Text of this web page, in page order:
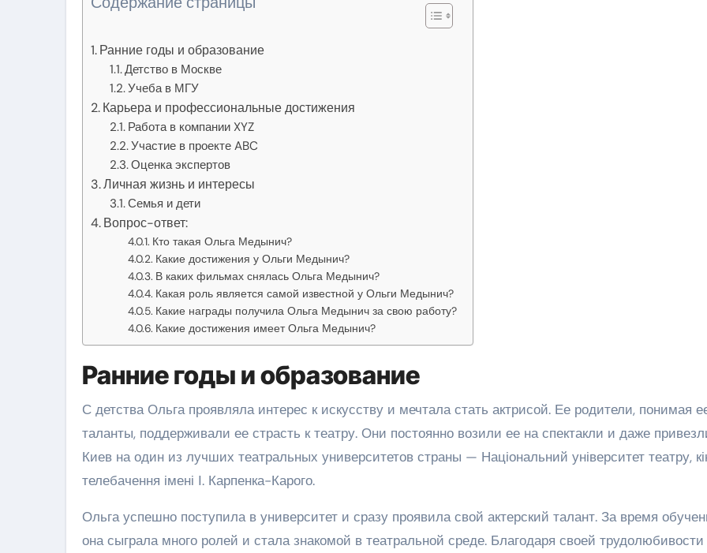
Ранние годы и образование
Детство в Москве
Учеба в МГУ
Карьера и профессиональные достижения
Работа в компании XYZ
Участие в проекте ABC
Оценка экспертов
Личная жизнь и интересы
Семья и дети
Вопрос-ответ:
Кто такая Ольга Медынич?
Какие достижения у Ольги Медынич?
В каких фильмах снялась Ольга Медынич?
Какая роль является самой известной у Ольги Медынич?
Какие награды получила Ольга Медынич за свою работу?
Какие достижения имеет Ольга Медынич?
Ранние годы и образование
С детства Ольга проявляла интерес к искусству и мечтала стать актрисой. Ее родители, понимая
таланты, поддерживали ее страсть к театру. Они постоянно возили ее на спектакли и даже
Киев на один из лучших театральных университетов страны — Національний університет театру,
телебачення імені І. Карпенка-Карого.
Ольга успешно поступила в университет и сразу проявила свой актерский талант. За время
она сыграла много ролей и стала знакомой в театральной среде. Благодаря своей